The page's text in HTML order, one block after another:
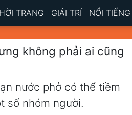
TRANG GIẢI TRÍ NỔI TIẾNG
không phải ai cũng
nước phở có thể tiềm
số nhóm người.